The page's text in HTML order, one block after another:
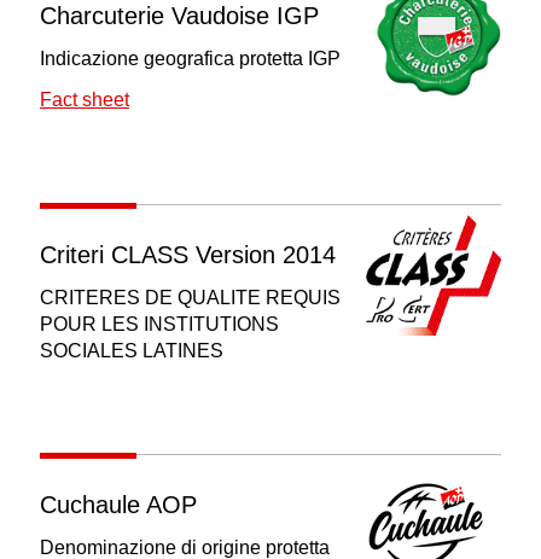
Charcuterie Vaudoise IGP
Indicazione geografica protetta IGP
Fact sheet
Criteri CLASS Version 2014
CRITERES DE QUALITE REQUIS
POUR LES INSTITUTIONS
SOCIALES LATINES
Cuchaule AOP
Denominazione di origine protetta